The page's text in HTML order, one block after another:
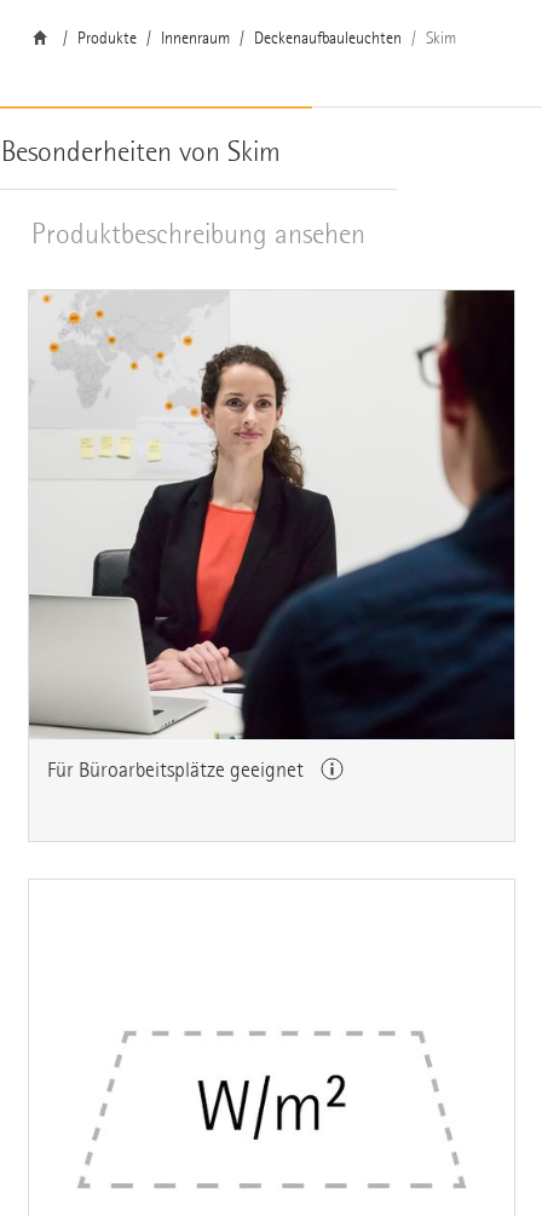
Produkte Innenraum Deckenaufbauleuchten Skim
Besonderheiten von Skim
Produktbeschreibung ansehen
Für Büroarbeitsplätze geeignet